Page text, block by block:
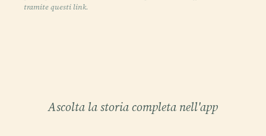
tramite questi link.
Ascolta la storia completa nell'app